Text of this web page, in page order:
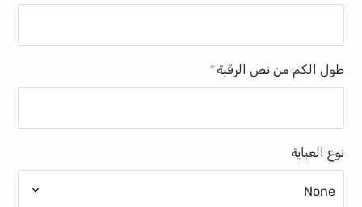
طول الكم من نص الرقبة*
نوع العباية